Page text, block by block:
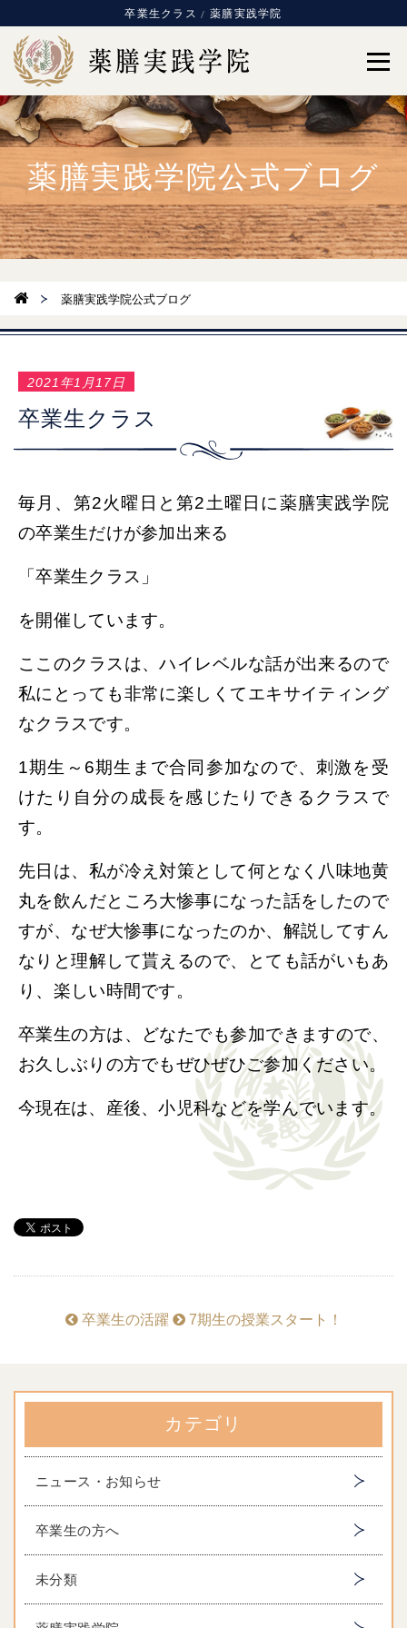
卒業生クラス / 薬膳実践学院
薬膳実践学院公式ブログ
薬膳実践学院公式ブログ
2021年1月17日
卒業生クラス
毎月、第2火曜日と第2土曜日に薬膳実践学院
の卒業生だけが参加出来る
「卒業生クラス」
を開催しています。
ここのクラスは、ハイレベルな話が出来るので
私にとっても非常に楽しくてエキサイティング
なクラスです。
1期生～6期生まで合同参加なので、刺激を受
けたり自分の成長を感じたりできるクラスで
す。
先日は、私が冷え対策として何となく八味地黄
丸を飲んだところ大惨事になった話をしたので
すが、なぜ大惨事になったのか、解説してすん
なりと理解して貰えるので、とても話がいもあ
り、楽しい時間です。
卒業生の方は、どなたでも参加できますので、
お久しぶりの方でもぜひぜひご参加ください。
今現在は、産後、小児科などを学んでいます。
卒業生の活躍 7期生の授業スタート！
カテゴリ
ニュース・お知らせ
卒業生の方へ
未分類